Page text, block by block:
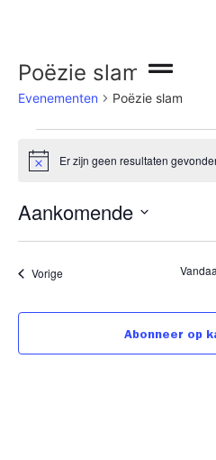
Poëzie slam
Evenementen Poëzie slam
BerichtEr zijn geen resultaten
Aankomende
een
VorigeEvenementen
Abonneer op